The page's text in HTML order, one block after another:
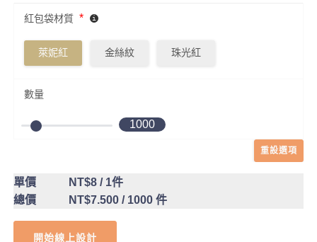
紅包袋材質 *
萊妮紅 金絲紋 珠光紅
數量
1000
重設選項
單價 NT$8/ 1件
總價
NT$7.500/ 1000 件
開始線上設計